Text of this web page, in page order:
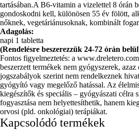
tartásában.A B6-vitamin a vizelettel 8 órán
gondoskodni kell, különösen 55 év fölött,
nőknek, vegetáriánusoknak, kombinált
Adagolás:
napi 1 tabletta
(Rendelésre beszerezzük 24-72 órán
Fontos figyelmeztetés: a
beszerzett termékek nem gyógyszerek,
jogszabályok szerint nem rendelkeznek
gyógyító vagy megelőző hatással. Az
kiegészítők és speciális – gyógyászati célra
fogyasztása nem helyettesíthetik, hanem
orvosi (pld. onkológiai) terápiákat.
Kapcsolódó termékek